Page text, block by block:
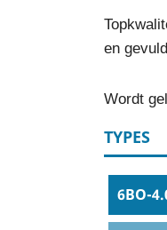
en
Wordt
TYPES
6BO-